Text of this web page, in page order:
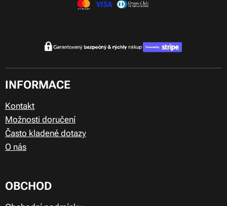
INFORMACE
Kontakt
Možnosti doručení
Často kladené dotazy
O nás
OBCHOD